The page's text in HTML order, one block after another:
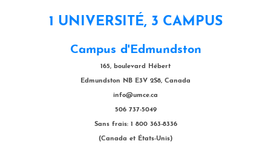
1 UNIVERSITÉ, 3 CAMPUS
Campus d'Edmundston
165, boulevard Hébert
Edmundston NB E3V 2S8, Canada
info@umce.ca
506 737-5049
Sans frais: 1 800 363-8336
(Canada et États-Unis)